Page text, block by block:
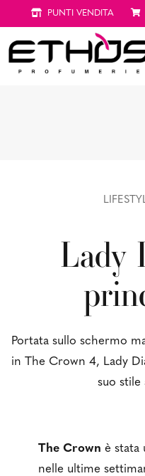
PUNTI VENDITA
Lady
Portata sullo schermo
in The Crown 4, Lady
suo stile
The Crown è stata
nelle ultime